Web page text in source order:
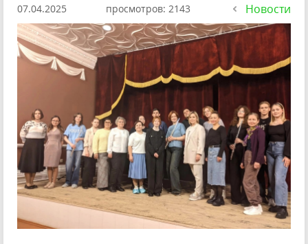
07.04.2025 просмотров: 2143 Новости